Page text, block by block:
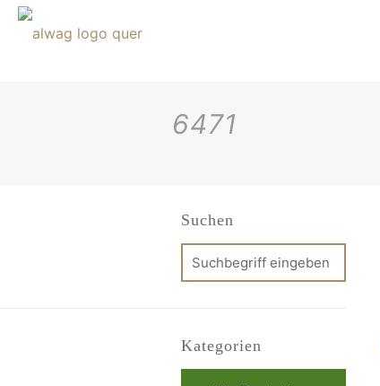
6471
Suchen
Kategorien